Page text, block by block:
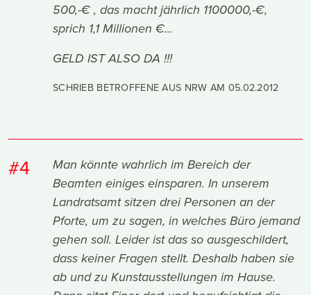
500,-€ , das macht jährlich 1100000,-€,
sprich 1,1 Millionen €...
GELD IST ALSO DA !!!
SCHRIEB BETROFFENE AUS NRW AM 05.02.2012
#4
Man könnte wahrlich im Bereich der
Beamten einiges einsparen. In unserem
Landratsamt sitzen drei Personen an der
Pforte, um zu sagen, in welches Büro jemand
gehen soll. Leider ist das so ausgeschildert,
dass keiner Fragen stellt. Deshalb haben sie
ab und zu Kunstausstellungen im Hause.